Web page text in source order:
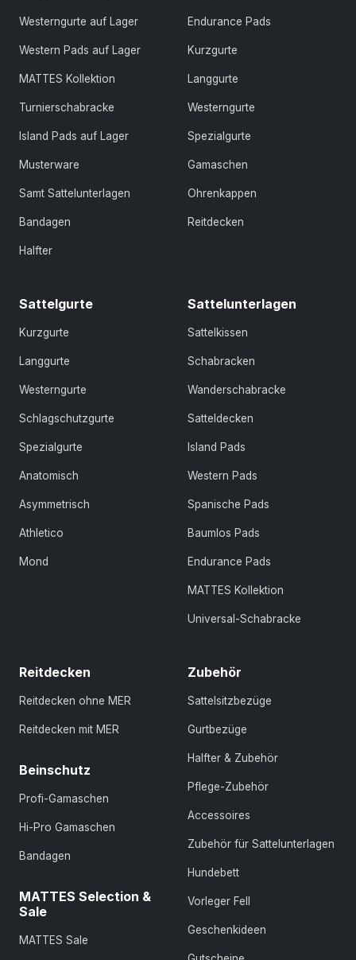
Westerngurte auf Lager
Western Pads auf Lager
MATTES Kollektion
Turnierschabracke
Island Pads auf Lager
Musterware
Samt Sattelunterlagen
Bandagen
Halfter
Endurance Pads
Kurzgurte
Langgurte
Westerngurte
Spezialgurte
Gamaschen
Ohrenkappen
Reitdecken
Sattelgurte
Kurzgurte
Langgurte
Westerngurte
Schlagschutzgurte
Spezialgurte
Anatomisch
Asymmetrisch
Athletico
Mond
Sattelunterlagen
Sattelkissen
Schabracken
Wanderschabracke
Satteldecken
Island Pads
Western Pads
Spanische Pads
Baumlos Pads
Endurance Pads
MATTES Kollektion
Universal-Schabracke
Reitdecken
Reitdecken ohne MER
Reitdecken mit MER
Beinschutz
Profi-Gamaschen
Hi-Pro Gamaschen
Bandagen
MATTES Selection &
Sale
MATTES Sale
Zubehör
Sattelsitzbezüge
Gurtbezüge
Halfter & Zubehör
Pflege-Zubehör
Accessoires
Zubehör für Sattelunterlagen
Hundebett
Vorleger Fell
Geschenkideen